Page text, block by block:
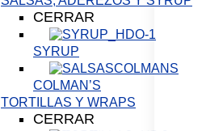
CERRAR
SYRUP
COLMAN’S
TORTILLAS Y WRAPS
CERRAR